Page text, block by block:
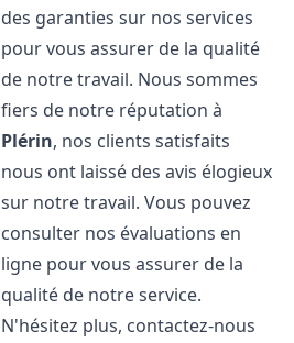
des garanties sur nos services
pour vous assurer de la qualité
de notre travail. Nous sommes
fiers de notre réputation à
Plérin, nos clients satisfaits
nous ont laissé des avis élogieux
sur notre travail. Vous pouvez
consulter nos évaluations en
ligne pour vous assurer de la
qualité de notre service.
N'hésitez plus, contactez-nous